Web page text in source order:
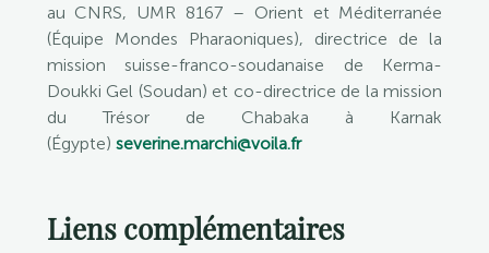
au CNRS, UMR 8167 – Orient et Méditerranée
(Équipe Mondes Pharaoniques), directrice de la
mission suisse-franco-soudanaise de Kerma-
Doukki Gel (Soudan) et co-directrice de la mission
du Trésor de Chabaka à Karnak
(Égypte) severine.marchi@voila.fr
Liens complémentaires